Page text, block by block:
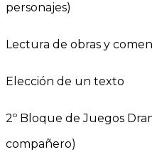
personajes)
Lectura de obras y
Elección de un texto
2º Bloque de Juegos
compañero)